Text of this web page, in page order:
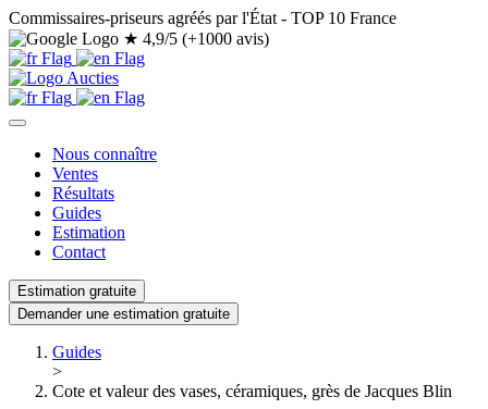
Commissaires-priseurs agréés par l'État - TOP 10 France
★ 4,9/5 (+1000 avis)
Nous connaître
Ventes
Résultats
Guides
Estimation
Contact
Estimation gratuite
Demander une estimation gratuite
Guides
>
Cote et valeur des vases, céramiques, grès de Jacques Blin